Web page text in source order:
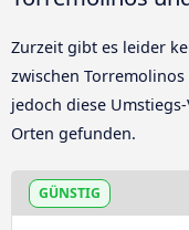
Zurzeit gibt es leider
zwischen
jedoch diese
Orten gefunden.
GÜNSTIG